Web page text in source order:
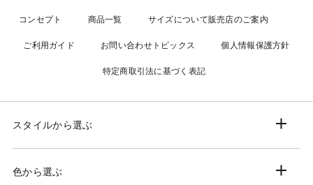
コンセプト 商品一覧 サイズについて販売店のご案内
ご利用ガイド お問い合わせトピックス 個人情報保護方針
特定商取引法に基づく表記
スタイルから選ぶ
色から選ぶ